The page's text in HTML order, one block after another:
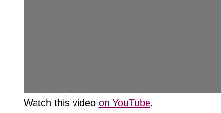
Watch this video on YouTube.